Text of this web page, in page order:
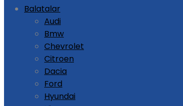
Balatalar
Audi
Bmw
Chevrolet
Citroen
Dacia
Ford
Hyundai